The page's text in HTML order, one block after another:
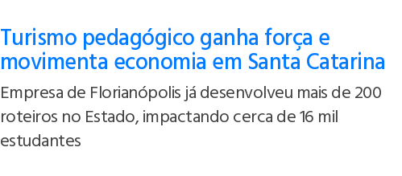
Turismo pedagógico ganha força e
movimenta economia em Santa Catarina
Empresa de Florianópolis já desenvolveu mais de 200
roteiros no Estado, impactando cerca de 16 mil
estudantes